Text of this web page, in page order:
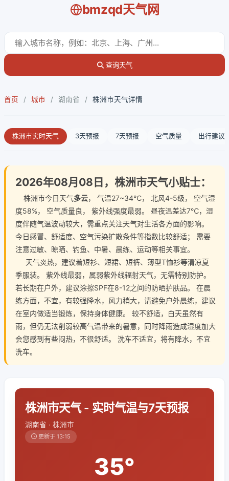
bmzqd天气网
查询天气
首页 / 城市 / 湖南省 / 株洲市天气详情
株洲市实时天气 3天预报 7天预报 空气质量 出行建议
2026年08月08日，株洲市天气小贴士：
株洲市今日天气多云， 气温27~34℃， 北风4-5级， 空气湿
度58%， 空气质量良， 紫外线强度最弱。 昼夜温差达7℃，湿
度伴随气温波动较大，需重点关注天气对生活各方面的影响。
今日感冒、舒适度、空气污染扩散条件等指数比较舒适； 需要
注意过敏、晾晒、钓鱼、中暑、晨练、运动等相关事宜。
天气炎热，建议着短衫、短裙、短裤、薄型T恤衫等清凉夏
季服装。 紫外线最弱，属弱紫外线辐射天气，无需特别防护。
若长期在户外，建议涂擦SPF在8-12之间的防晒护肤品。 在晨
练方面，不宜，有较强降水，风力稍大，请避免户外晨练，建议
在室内做适当锻炼，保持身体健康。 较不舒适，白天虽然有
雨，但仍无法削弱较高气温带来的暑意，同时降雨造成湿度加大
会您感到有些闷热，不很舒适。 洗车不适宜，将有降水，不宜
洗车。
株洲市天气 - 实时气温与7天预报
湖南省 · 株洲市
更新于 13:15
35°